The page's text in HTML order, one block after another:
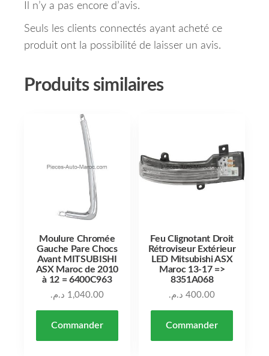
Il n’y a pas encore d’avis.
Seuls les clients connectés ayant acheté ce
produit ont la possibilité de laisser un avis.
Produits similaires
Moulure Chromée
Gauche Pare Chocs
Avant MITSUBISHI
ASX Maroc de 2010
à 12 = 6400C963
1,040.00 د.م.
Commander
Feu Clignotant Droit
Rétroviseur Extérieur
LED Mitsubishi ASX
Maroc 13-17 =>
8351A068
400.00 د.م.
Commander